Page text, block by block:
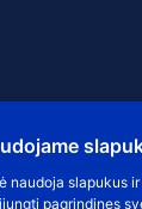
naudoja slapukus
pagrindines